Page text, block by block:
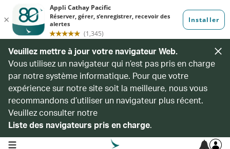
Veuillez mettre à jour votre navigateur Web.
Vous utilisez un navigateur qui n’est pas pris en charge
par notre système informatique. Pour que votre
expérience sur notre site soit la meilleure, nous vous
recommandons d’utiliser un navigateur plus récent.
Veuillez consulter notre
Liste des navigateurs pris en charge.
open navigation menu